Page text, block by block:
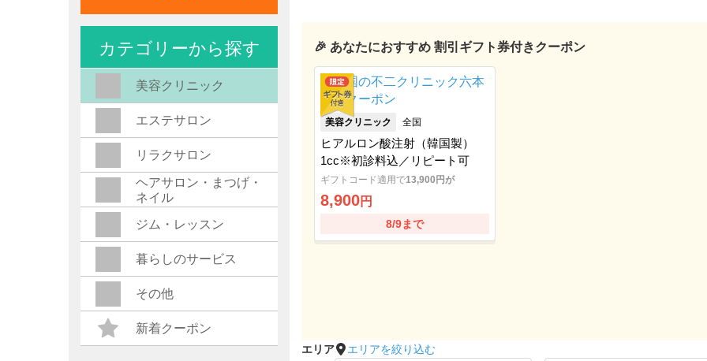
🎉 あなたにおすすめ 割引ギフト券付きクーポン
美容クリニック 全国
ヒアルロン酸注射（韓国製）
1cc※初診料込／リピート可
ギフトコード適用で13,900円が
8,900円
8/9まで
エリア
エリアを絞り込む
カテゴリーから探す
美容クリニック
エステサロン
リラクサロン
ヘアサロン・まつげ・
ネイル
ジム・レッスン
暮らしのサービス
その他
新着クーポン